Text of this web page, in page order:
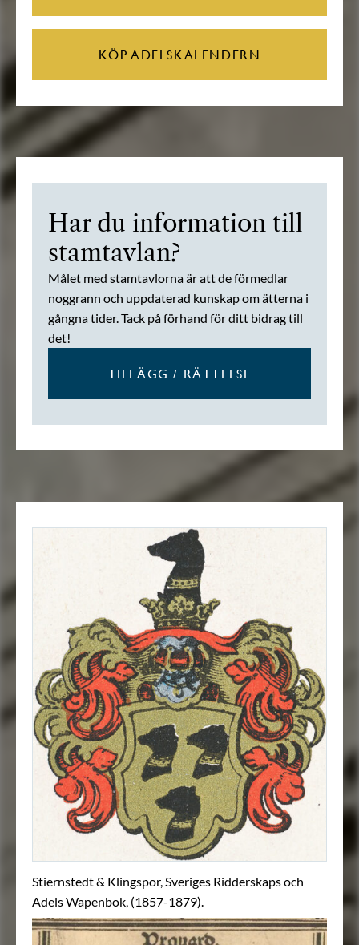
KÖP ADELSKALENDERN
Har du information till
stamtavlan?
Målet med stamtavlorna är att de förmedlar
noggrann och uppdaterad kunskap om ätterna i
gångna tider. Tack på förhand för ditt bidrag till
det!
TILLÄGG / RÄTTELSE
Stiernstedt & Klingspor, Sveriges Ridderskaps och
Adels Wapenbok, (1857-1879).